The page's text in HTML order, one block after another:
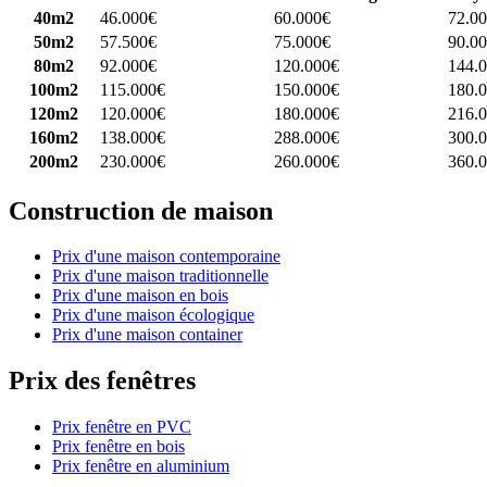
40m2
46.000€ 60.000€
50m2
57.500€ 75.000€
80m2
92.000€ 120.000€
100m2
115.000€ 150.000€
120m2
120.000€ 180.000€
160m2
138.000€ 288.000€
200m2
230.000€ 260.000€
Construction de maison
Prix d'une maison contemporaine
Prix d'une maison traditionnelle
Prix d'une maison en bois
Prix d'une maison écologique
Prix d'une maison container
Prix des fenêtres
Prix fenêtre en PVC
Prix fenêtre en bois
Prix fenêtre en aluminium